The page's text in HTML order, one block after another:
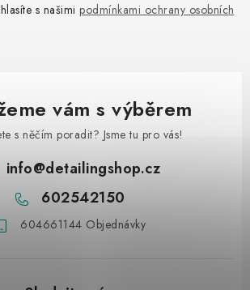
s našimi podmínkami ochrany osobních
vám s výběrem
s něčím poradit? Jsme tu pro vás!
info@detailingshop.cz
602542150
604661144 Objednávky